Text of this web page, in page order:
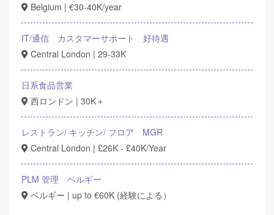
Belgium | €30-40K/year
IT/通信 カスタマーサポート 好待遇
Central London | 29-33K
日系食品営業
西ロンドン | 30K＋
レストラン/ キッチン/ フロア MGR
Central London | £26K - £40K/Year
PLM 管理 ベルギー
ベルギー | up to €60K (経験による）